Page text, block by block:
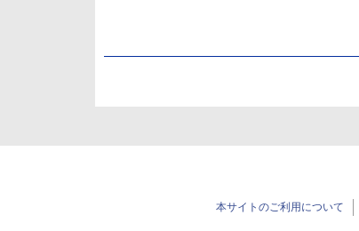
本サイトのご利用について